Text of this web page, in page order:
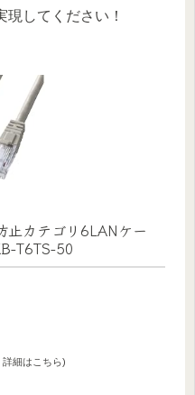
現してください！
止カテゴリ6LANケー
T6TS-50
詳細はこちら)